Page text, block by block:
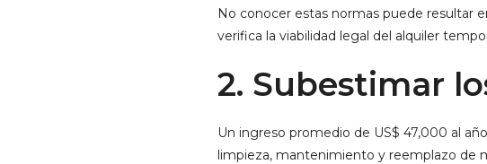
No conocer estas normas puede resultar
verifica la viabilidad legal del alquiler
2. Subestimar
Un ingreso promedio de US$ 47,000 al
limpieza, mantenimiento y reemplazo de